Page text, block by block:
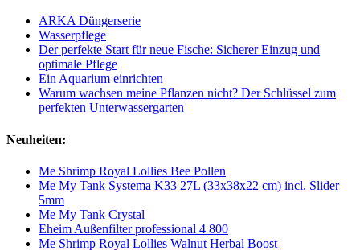
ARKA Düngerserie
Wasserpflege
Der perfekte Start für neue Fische: Sicherer Einzug und
optimale Pflege
Ein Aquarium einrichten
Warum wachsen meine Pflanzen nicht? Der Schlüssel zum
perfekten Unterwassergarten
Neuheiten:
Me Shrimp Royal Lollies Bee Pollen
Me My Tank Systema K33 27L (33x38x22 cm) incl. Slider
5mm
Me My Tank Crystal
Eheim Außenfilter professional 4 800
Me Shrimp Royal Lollies Walnut Herbal Boost